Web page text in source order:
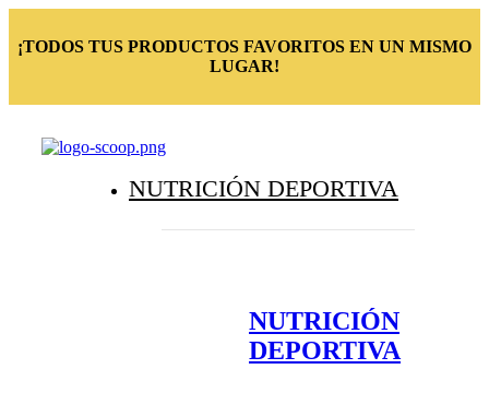
¡TODOS TUS PRODUCTOS FAVORITOS EN UN MISMO
LUGAR!
NUTRICIÓN DEPORTIVA
NUTRICIÓN
DEPORTIVA